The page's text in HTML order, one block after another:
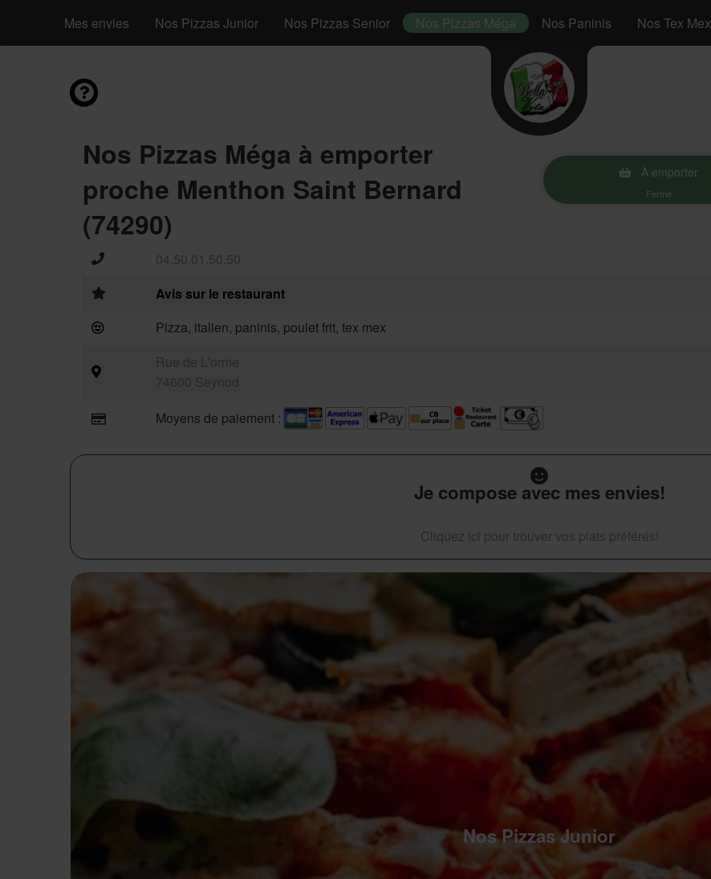
Mes envies Nos Pizzas Junior Nos Pizzas Senior Nos Pizzas Méga Nos Paninis Nos Tex Mex
Nos Pizzas Méga à emporter
proche Menthon Saint Bernard
(74290)
À emporter
Fermé
04.50.01.50.50
Avis sur le restaurant
Pizza, italien, paninis, poulet frit, tex mex
Moyens de paiement :
Je compose avec mes envies!
Cliquez ici pour trouver vos plats préférés!
Nos Pizzas Junior